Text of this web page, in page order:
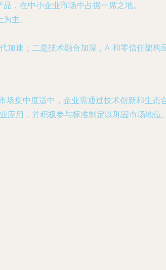
，在中小企业市场中占据一席之地。
主。
速；二是技术融合加深，AI和零信任架
场集中度适中，企业需通过技术创新和生
用，并积极参与标准制定以巩固市场地